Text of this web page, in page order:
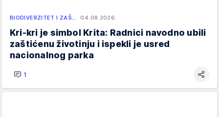
BIODIVERZITET I ZAŠ… 04.08.2026.
Kri-kri je simbol Krita: Radnici navodno ubili
zaštićenu životinju i ispekli je usred
nacionalnog parka
1